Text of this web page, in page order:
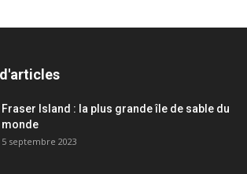
Fraser Island : la plus grande île de sable du
monde
5 septembre 2023